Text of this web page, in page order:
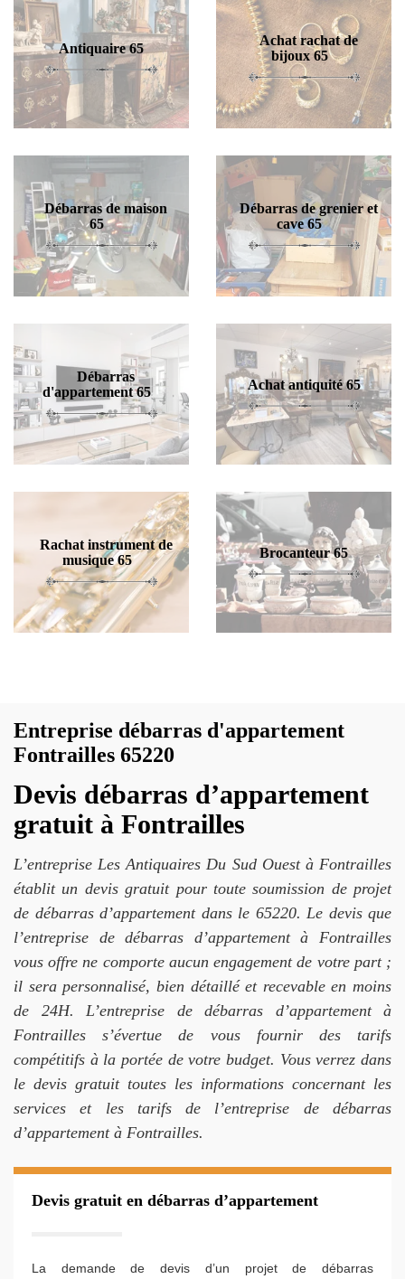
Antiquaire 65
Achat rachat de
bijoux 65
Débarras de maison
65
Débarras de grenier et
cave 65
Débarras
d'appartement 65
Achat antiquité 65
Rachat instrument de
musique 65
Brocanteur 65
Entreprise débarras d'appartement
Fontrailles 65220
Devis débarras d’appartement
gratuit à Fontrailles
L’entreprise Les Antiquaires Du Sud Ouest à Fontrailles
établit un devis gratuit pour toute soumission de projet
de débarras d’appartement dans le 65220. Le devis que
l’entreprise de débarras d’appartement à Fontrailles
vous offre ne comporte aucun engagement de votre part ;
il sera personnalisé, bien détaillé et recevable en moins
de 24H. L’entreprise de débarras d’appartement à
Fontrailles s’évertue de vous fournir des tarifs
compétitifs à la portée de votre budget. Vous verrez dans
le devis gratuit toutes les informations concernant les
services et les tarifs de l’entreprise de débarras
d’appartement à Fontrailles.
Devis gratuit en débarras d’appartement
La demande de devis d’un projet de débarras